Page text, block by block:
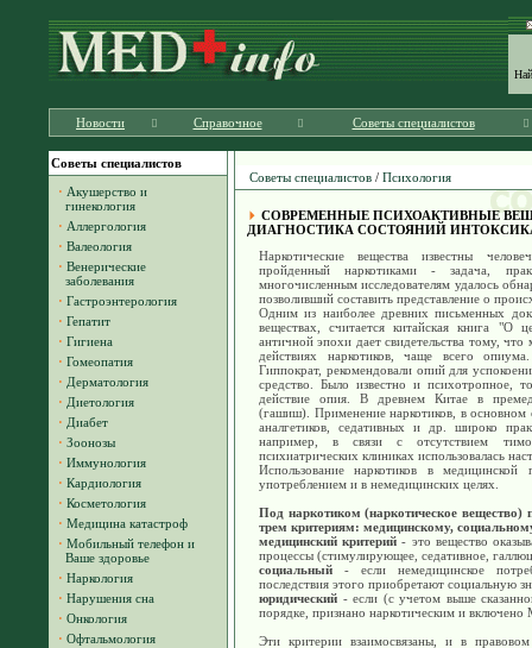
Новости Справочное Советы специалистов
Советы специалистов
· Акушерство и
гинекология
· Аллергология
· Валеология
· Венерические
заболевания
· Гастроэнтерология
· Гепатит
· Гигиена
· Гомеопатия
· Дерматология
· Диетология
· Диабет
· Зоонозы
· Иммунология
· Кардиология
· Косметология
· Медицина катастроф
· Мобильный телефон и
Ваше здоровье
· Наркология
· Нарушения сна
· Онкология
· Офтальмология
Советы специалистов / Психология
СОВРЕМЕННЫЕ ПСИХОАКТИВНЫЕ
ДИАГНОСТИКА СОСТОЯНИЙ
Наркотические вещества известны
пройденный наркотиками - задача,
многочисленным исследователям удалось
позволивший составить представление о
Одним из наиболее древних письменных
веществах, считается китайская книга "О
античной эпохи дает свидетельства тому,
действиях наркотиков, чаще всего
Гиппократ, рекомендовали опий для
средство. Было известно и психотропное,
действие опия. В древнем Китае в
(гашиш). Применение наркотиков, в основном
аналгетиков, седативных и др. широко
например, в связи с отсутствием
психиатрических клиниках использовалась
Использование наркотиков в медицинской
употреблением и в немедицинских целях.
Под наркотиком (наркотическое вещество)
трем критериям: медицинскому,
медицинский критерий - это вещество
процессы (стимулирующее, седативное,
социальный - если немедицинское
последствия этого приобретают социальную
юридический - если (с учетом выше
порядке, признано наркотическим и
Эти критерии взаимосвязаны, и в